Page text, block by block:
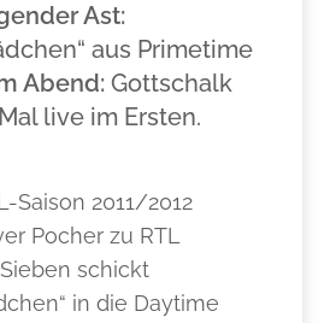
Ast:
aus Primetime
Abend: Gottschalk
live im Ersten.
Saison 2011/2012
Pocher zu RTL
schickt
in die Daytime